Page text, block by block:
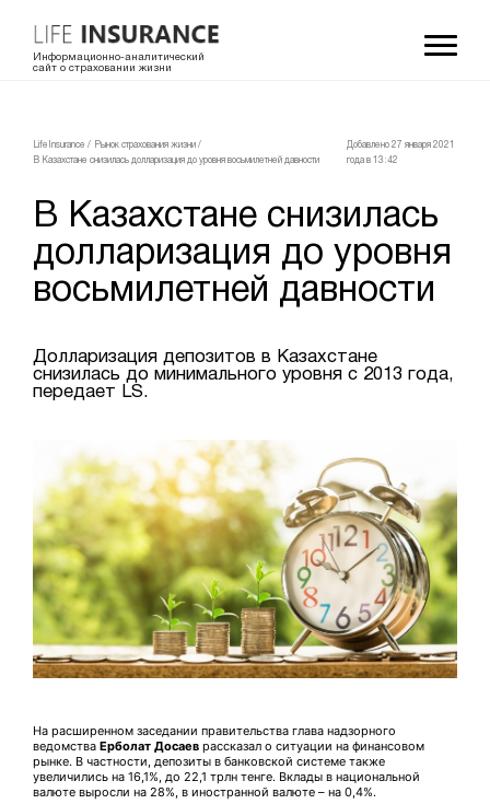
Информационно-аналитический
сайт о страховании жизни
LifeInsurance / Рынок страхования жизни /
В Казахстане снизилась долларизация до уровня восьмилетней давности
Добавлено 27 января 2021
года в 13:42
В Казахстане снизилась
долларизация до уровня
восьмилетней давности
Долларизация депозитов в Казахстане
снизилась до минимального уровня с 2013 года,
передает LS.
На расширенном заседании правительства глава надзорного
ведомства Ерболат Досаев рассказал о ситуации на финансовом
рынке. В частности, депозиты в банковской системе также
увеличились на 16,1%, до 22,1 трлн тенге. Вклады в национальной
валюте выросли на 28%, в иностранной валюте – на 0,4%.